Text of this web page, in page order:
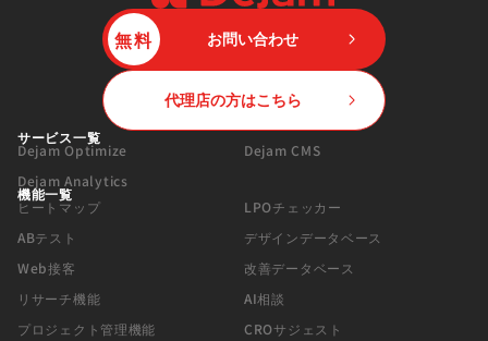
無料 お問い合わせ
代理店の方はこちら
サービス一覧
Dejam Optimize
Dejam CMS
Dejam Analytics
機能一覧
ヒートマップ
LPOチェッカー
ABテスト
デザインデータベース
Web接客
改善データベース
リサーチ機能
AI相談
プロジェクト管理機能
CROサジェスト